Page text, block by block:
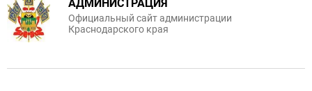
АДМИНИСТРАЦИЯ
Официальный сайт администрации
Краснодарского края